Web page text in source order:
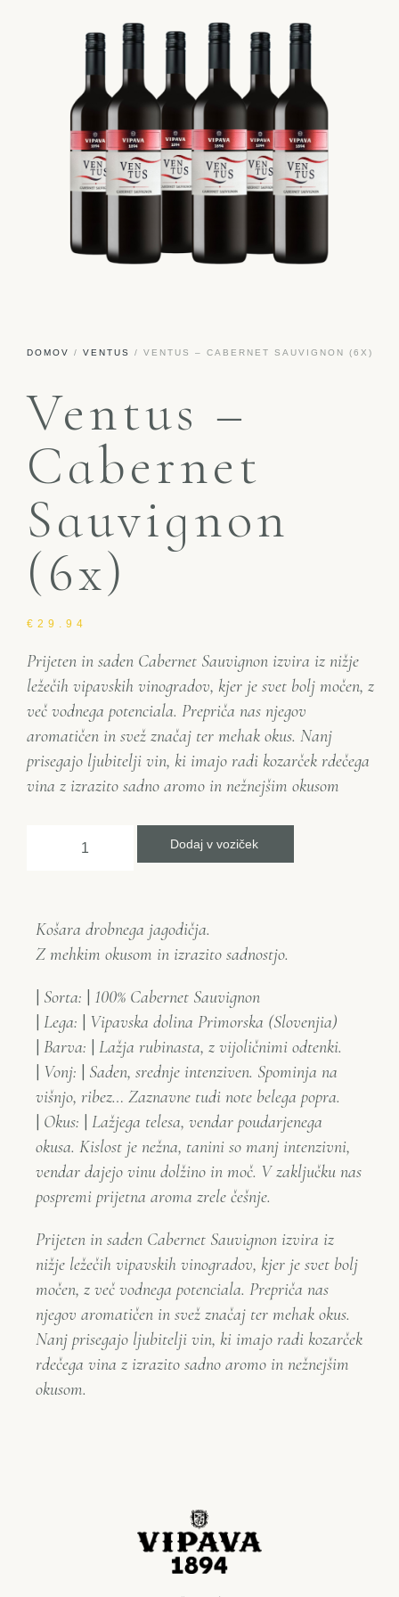
DOMOV / VENTUS / VENTUS – CABERNET SAUVIGNON (6X)
Ventus –
Cabernet
Sauvignon
(6x)
€ 29.94
Prijeten in saden Cabernet Sauvignon izvira iz nižje
ležečih vipavskih vinogradov, kjer je svet bolj močen, z
več vodnega potenciala. Prepriča nas njegov
aromatičen in svež značaj ter mehak okus. Nanj
prisegajo ljubitelji vin, ki imajo radi kozarček rdečega
vina z izrazito sadno aromo in nežnejšim okusom
Dodaj v voziček
Košara drobnega jagodičja.
Z mehkim okusom in izrazito sadnostjo.
Sorta:
100% Cabernet Sauvignon
Lega: Vipavska dolina Primorska (Slovenjia)
Barva:
Lažja rubinasta, z vijoličnimi odtenki.
Vonj:
Saden, srednje intenziven. Spominja na
višnjo, ribez… Zaznavne tudi note belega popra.
Okus:
Lažjega telesa, vendar poudarjenega
okusa. Kislost je nežna, tanini so manj intenzivni,
vendar dajejo vinu dolžino in moč. V zaključku nas
pospremi prijetna aroma zrele češnje.
Prijeten in saden Cabernet Sauvignon izvira iz
nižje ležečih vipavskih vinogradov, kjer je svet bolj
močen, z več vodnega potenciala. Prepriča nas
njegov aromatičen in svež značaj ter mehak okus.
Nanj prisegajo ljubitelji vin, ki imajo radi kozarček
rdečega vina z izrazito sadno aromo in nežnejšim
okusom.